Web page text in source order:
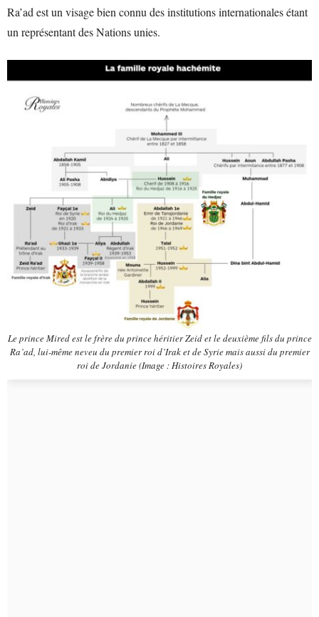
Ra’ad est un visage bien connu des institutions internationales étant
un représentant des Nations unies.
Le prince Mired est le frère du prince héritier Zeid et le deuxième fils du prince
Ra’ad, lui-même neveu du premier roi d’Irak et de Syrie mais aussi du premier
roi de Jordanie (Image : Histoires Royales)